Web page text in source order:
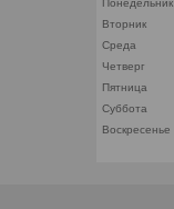
Понедельник
Вторник
Среда
Четверг
Пятница
Суббота
Воскресенье